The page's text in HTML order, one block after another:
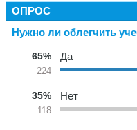
ОПРОС
Нужно ли облегчить
65%
224
Да
35%
118
Нет